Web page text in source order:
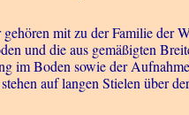
mit zu der Familie der
und die aus gemäßigten
im Boden sowie der
auf langen Stielen über